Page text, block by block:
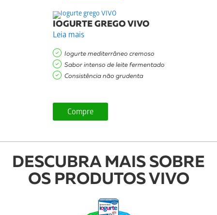
IOGURTE GREGO VIVO
Leia mais
Iogurte mediterrâneo cremoso
Sabor intenso de leite fermentado
Consistência não grudenta
Compre
DESCUBRA MAIS SOBRE
OS PRODUTOS VIVO